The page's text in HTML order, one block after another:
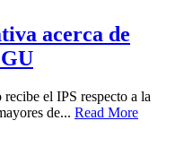
acerca de
el IPS respecto a la
de... Read More